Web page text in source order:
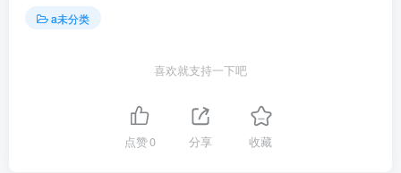
a未分类
喜欢就支持一下吧
点赞0 分享 收藏